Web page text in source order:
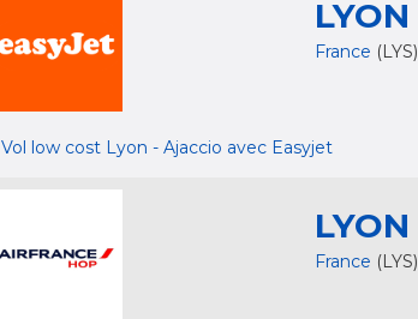
LYON
France (LYS)
Vol low cost Lyon - Ajaccio avec Easyjet
LYON
France (LYS)